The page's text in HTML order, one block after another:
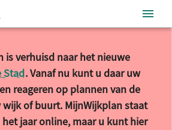
is verhuisd naar het nieuwe
Stad. Vanaf nu kunt u daar uw
reageren op plannen van de
wijk of buurt. MijnWijkplan staat
jaar online, maar u kunt hier